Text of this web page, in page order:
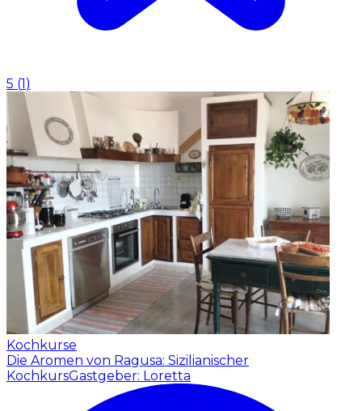
5 (1 )
Kochkurse
Die Aromen von Ragusa: Sizilianischer
KochkursGastgeber: Loretta